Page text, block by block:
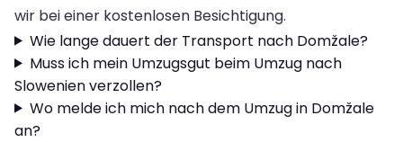
wir bei einer kostenlosen Besichtigung.
Wie lange dauert der Transport nach Domžale?
Muss ich mein Umzugsgut beim Umzug nach
Slowenien verzollen?
Wo melde ich mich nach dem Umzug in Domžale
an?